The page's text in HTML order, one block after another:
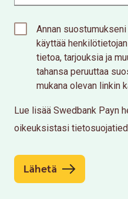
Annan
käyttää
tietoa, tarjouksia ja
tahansa peruuttaa
mukana olevan linkin
Lue lisää Swedbank Payn
oikeuksistasi
Lähetä